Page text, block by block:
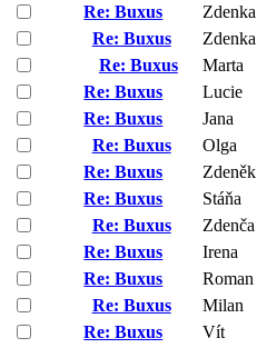
Re: Buxus
Zdenka
Re: Buxus
Zdenka
Re: Buxus
Marta
Re: Buxus
Lucie
Re: Buxus
Jana
Re: Buxus
Olga
Re: Buxus
Zdeněk
Re: Buxus
Stáňa
Re: Buxus
Zdenča
Re: Buxus
Irena
Re: Buxus
Roman
Re: Buxus
Milan
Re: Buxus
Vít